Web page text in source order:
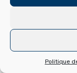
Politique